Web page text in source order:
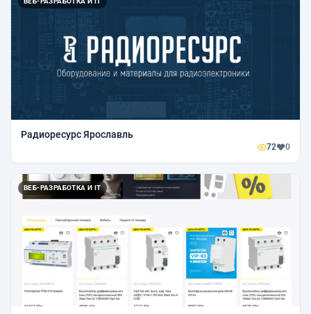
Радиоресурс Ярославль
72 0
ВЕБ-РАЗРАБОТКА И IT